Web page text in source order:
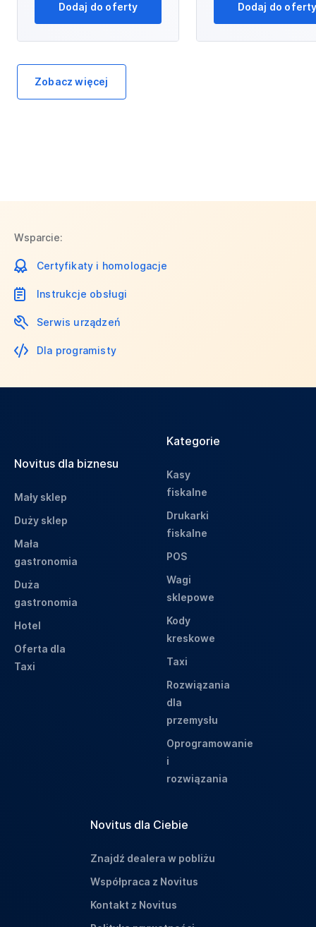
Dodaj do oferty Dodaj do
Zobacz więcej
Wsparcie:
Certyfikaty i homologacje
Instrukcje obsługi
Serwis urządzeń
Dla programisty
Novitus dla biznesu
Mały sklep
Duży sklep
Mała
gastronomia
Duża
gastronomia
Hotel
Oferta dla
Taxi
Kategorie
Kasy
fiskalne
Drukarki
fiskalne
POS
Wagi
sklepowe
Kody
kreskowe
Taxi
Rozwiązania
dla
przemysłu
Oprogramowanie
i
rozwiązania
Novitus dla Ciebie
Znajdź dealera w pobliżu
Współpraca z Novitus
Kontakt z Novitus